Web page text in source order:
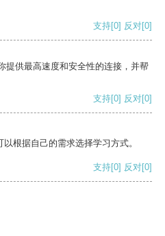
支持[0] 反对[0]
提供最高速度和安全性的连接，并帮
支持[0] 反对[0]
根据自己的需求选择学习方式。
支持[0] 反对[0]